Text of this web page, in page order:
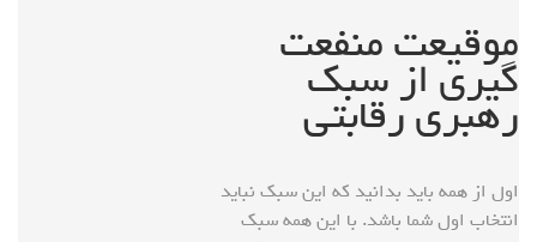
موقیعت منفعت
گیری از سبک
رهبری رقابتی
اول از همه باید بدانید که این سبک نباید
انتخاب اول شما باشد. با این همه سبک